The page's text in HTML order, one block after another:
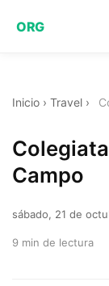
ORG
Inicio › Travel ›
Campo
sábado, 21 de
9 min de lectura